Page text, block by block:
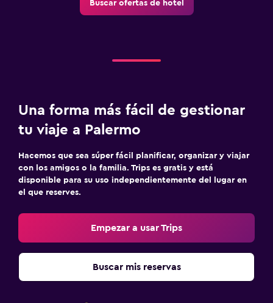
Buscar ofertas de hotel
Una forma más fácil de gestionar
tu viaje a Palermo
Hacemos que sea súper fácil planificar, organizar y viajar
con los amigos o la familia. Trips es gratis y está
disponible para su uso independientemente del lugar en
el que reserves.
Empezar a usar Trips
Buscar mis reservas